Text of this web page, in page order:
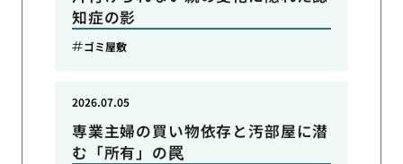
知症の影
ゴミ屋敷
専業主婦の買い物依存と汚部屋に潜
む「所有」の罠
2026.07.05